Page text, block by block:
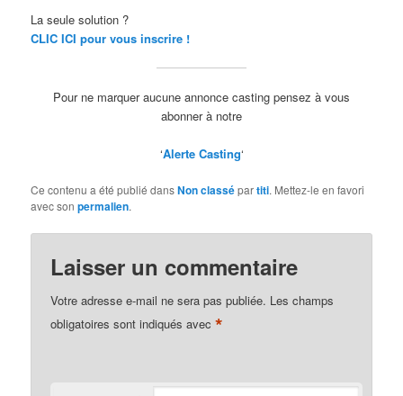
La seule solution ?
CLIC ICI pour vous inscrire !
Pour ne marquer aucune annonce casting pensez à vous
abonner à notre
‘Alerte Casting‘
Ce contenu a été publié dansNon classépartiti. Mettez-le en favori
avec sonpermalien.
Laisser un commentaire
Votre adresse e-mail ne sera pas publiée. Les champs
obligatoires sont indiqués avec*
are needed for
the website to
function. Ces
facultatifs. Ils
Statistics
In order for
the website's